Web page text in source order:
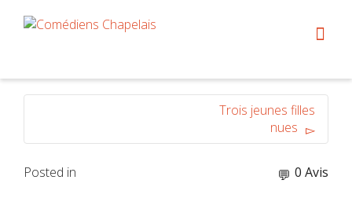
Trois jeunes filles
nues
Posted in 0 Avis